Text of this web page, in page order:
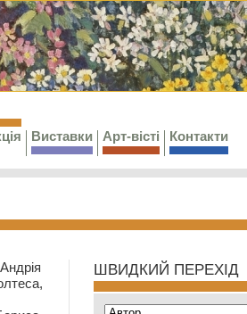
Виставки Арт-вісті Контакти
ШВИДКИЙ ПЕРЕХІД